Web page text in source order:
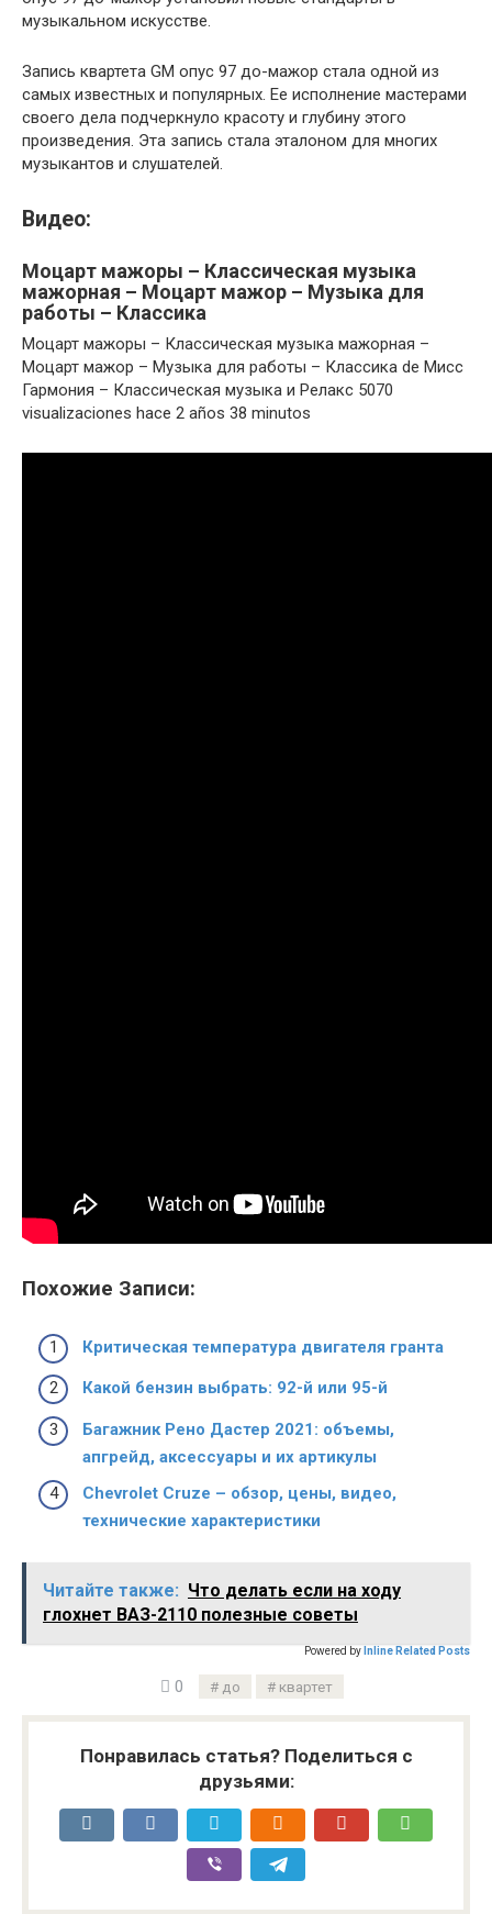
музыкальном искусстве.
Запись квартета GM опус 97 до-мажор стала одной из
самых известных и популярных. Ее исполнение мастерами
своего дела подчеркнуло красоту и глубину этого
произведения. Эта запись стала эталоном для многих
музыкантов и слушателей.
Видео:
Моцарт мажоры – Классическая музыка
мажорная – Моцарт мажор – Музыка для
работы – Классика
Моцарт мажоры – Классическая музыка мажорная –
Моцарт мажор – Музыка для работы – Классика de Мисс
Гармония – Классическая музыка и Релакс 5070
visualizaciones hace 2 años 38 minutos
Похожие Записи:
Критическая температура двигателя гранта
Какой бензин выбрать: 92-й или 95-й
Багажник Рено Дастер 2021: объемы,
апгрейд, аксессуары и их артикулы
Chevrolet Cruze – обзор, цены, видео,
технические характеристики
Читайте также: Что делать если на ходу
глохнет ВАЗ-2110 полезные советы
Powered by Inline Related Posts
0 до квартет
Понравилась статья? Поделиться с
друзьями: